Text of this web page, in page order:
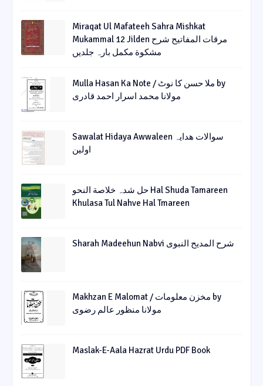
Miraqat Ul Mafateeh Sahra Mishkat
Mukammal 12 Jilden مرقات المفاتیح شرح
مشکوة مکمل بارہ جلدیں
Mulla Hasan Ka Note / ملا حسن کا نوٹ by
مولانا محمد اسرار احمد قادری
Sawalat Hidaya Awwaleen سوالات ھدایہ
اولین
حل شدہ خلاصة النحو Hal Shuda Tamareen
Khulasa Tul Nahve Hal Tmareen
Sharah Madeehun Nabvi شرح المدیح النبوی
Makhzan E Malomat / مخزن معلومات by
مولانا منظور عالم رضوی
Maslak-E-Aala Hazrat Urdu PDF Book